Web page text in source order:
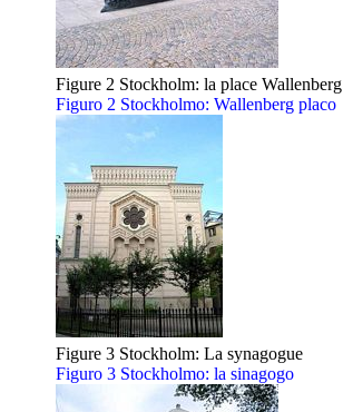
Figure 2 Stockholm: la place Wallenberg
Figuro 2 Stockholmo: Wallenberg placo
Figure 3 Stockholm: La synagogue
Figuro 3 Stockholmo: la sinagogo